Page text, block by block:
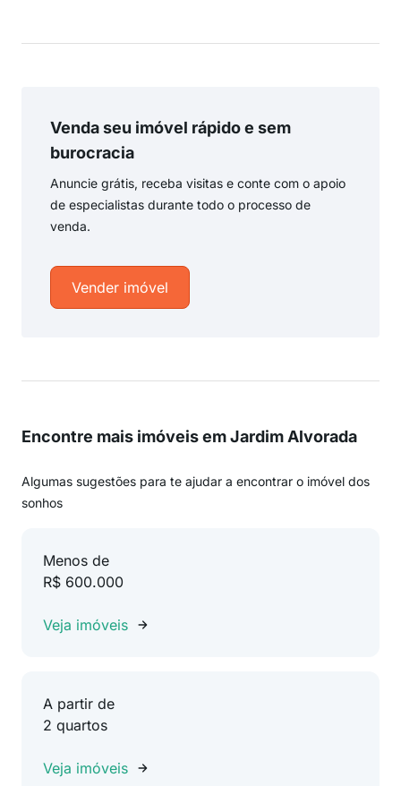
Venda seu imóvel rápido e sem
burocracia
Anuncie grátis, receba visitas e conte com o apoio
de especialistas durante todo o processo de
venda.
Vender imóvel
Encontre mais imóveis em Jardim Alvorada
Algumas sugestões para te ajudar a encontrar o imóvel dos
sonhos
Menos de
R$ 600.000
Veja imóveis
A partir de
2 quartos
Veja imóveis